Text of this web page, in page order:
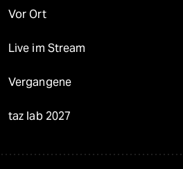
Vor Ort
Live im Stream
Vergangene
taz lab 2027